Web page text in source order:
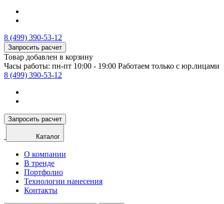
8 (499) 390-53-12
Запросить расчет
Товар добавлен в корзину
Часы работы: пн-пт 10:00 - 19:00 Работаем только с юр.лицами
8 (499) 390-53-12
Запросить расчет
Каталог
О компании
В тренде
Портфолио
Технологии нанесения
Контакты